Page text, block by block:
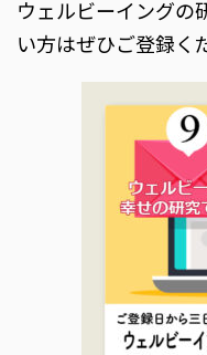
ウェルビーイングの
い方はぜひご登録く